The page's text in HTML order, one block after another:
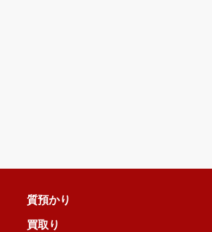
質預かり
買取り